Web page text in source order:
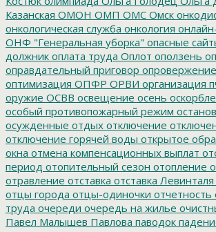
Казанская ОМОН ОМП ОМС Омск
онкологическая служба онкология
ОНФ "Генеральная уборка" опасные
должник оплата труда Оплот оползень
оправдательный приговор опровержение
оптимизация ОПФР ОРВИ организация
оружие ОСВВ освещение осень
особый противопожарный режим
осужденные отдых отключение
отключение горячей воды открытое
окна отмена компенсационных выплат
период отопительный сезон отопление
отравление отставка отставка
отцы города отцы-одиночки отчетность
труда очереди очередь на жилье
Павел Малышев Павлова паводок